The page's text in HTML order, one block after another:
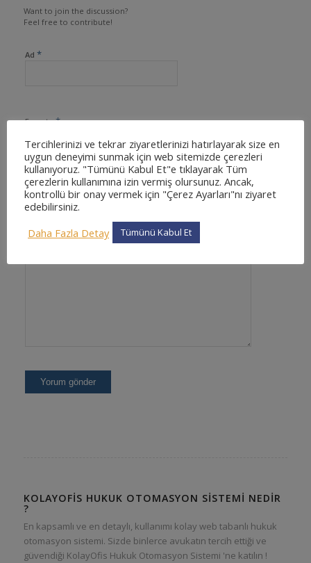
Want to join the discussion?
Feel free to contribute!
Ad *
E-posta*
İnternet sitesi
KOLAYOFIS HUKUK OTOMASYON SISTEMI NEDIR
?
En kapsamlı ve en detaylı, kullanımı kolay web tabanlı hukuk
otomasyon sistemi. Sizde binlerce avukatın tercih ettiği ve
güvendiği KolayOfis Hukuk Otomasyon Sistemi 'ne katılın !
Tercihlerinizi ve tekrar ziyaretlerinizi hatırlayarak size en
uygun deneyimi sunmak için web sitemizde çerezleri
kullanıyoruz. "Tümünü Kabul Et"e tıklayarak Tüm
çerezlerin kullanımına izin vermiş olursunuz. Ancak,
kontrollü bir onay vermek için "Çerez Ayarları"nı ziyaret
edebilirsiniz.
Daha Fazla Detay
Tümünü Kabul Et